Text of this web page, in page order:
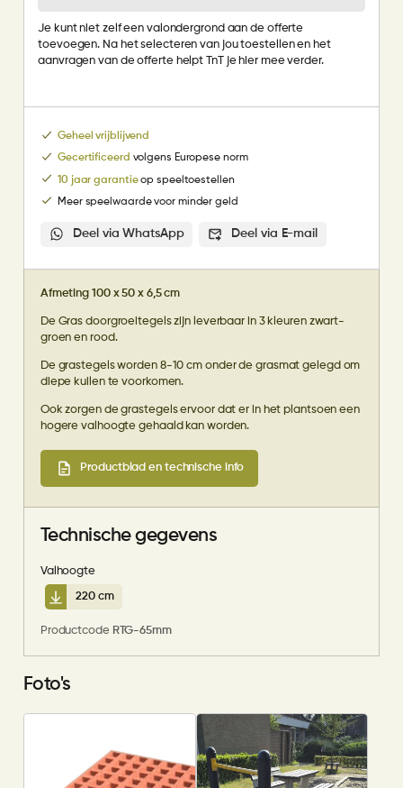
Je kunt niet zelf een valondergrond aan de offerte
toevoegen. Na het selecteren van jou toestellen en het
aanvragen van de offerte helpt TnT je hier mee verder.
Geheel vrijblijvend
Gecertificeerd volgens Europese norm
10 jaar garantieop speeltoestellen
Meer speelwaarde voor minder geld
Deel via WhatsApp Deel via E-mail
Afmeting 100 x 50 x 6,5 cm
De Gras doorgroeitegels zijn leverbaar in 3 kleuren zwart-
groen en rood.
De grastegels worden 8-10 cm onder de grasmat gelegd om
diepe kuilen te voorkomen.
Ook zorgen de grastegels ervoor dat er in het plantsoen een
hogere valhoogte gehaald kan worden.
Productblad en technische info
Technische gegevens
Valhoogte
220 cm
Productcode RTG-65mm
Foto's